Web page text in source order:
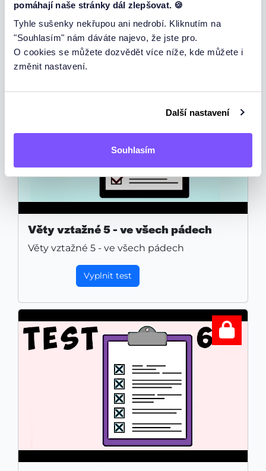
pomáhají naše stránky dál zlepšovat. 🍪
Tyhle sušenky nekřupou ani nedrobí. Kliknutím na
"Souhlasím" nám dáváte najevo, že jste pro.
O cookies se můžete dozvědět více níže, kde můžete i
změnit nastavení.
Další nastavení
Souhlasím
Vyplnit test
Věty vztažné 5 - ve všech pádech
Věty vztažné 5 - ve všech pádech
Vyplnit test